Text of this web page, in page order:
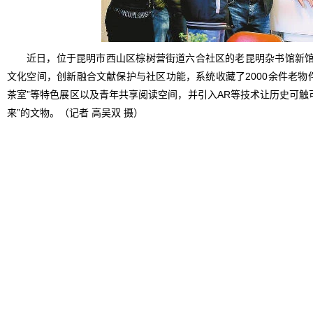
近日，位于昆明市西山区棕树营街道六合社区的老昆明杂书馆新
文化空间，创新融合文献保护与社区功能，系统收藏了2000余件老物
茶室”等特色展区以及青年共享阅读空间，并引入AR等技术让历史可
来”的文物。（记者 高吴双 摄）